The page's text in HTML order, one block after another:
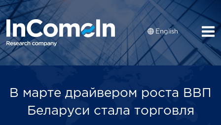
English
В марте драйвером роста ВВП
Беларуси стала торговля